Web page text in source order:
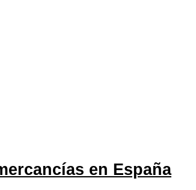
en España